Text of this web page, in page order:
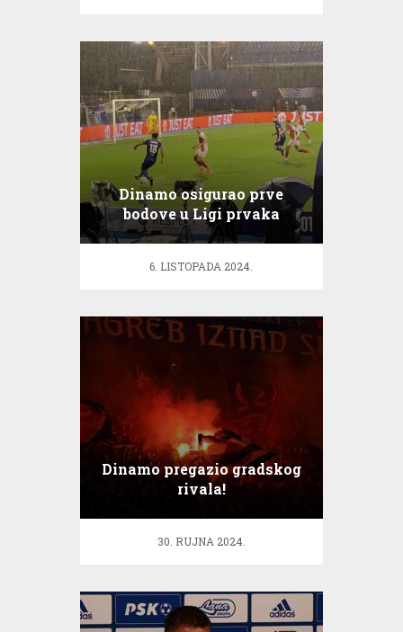
Dinamo osigurao prve
bodove u Ligi prvaka
6. LISTOPADA 2024.
Dinamo pregazio gradskog
rivala!
30. RUJNA 2024.